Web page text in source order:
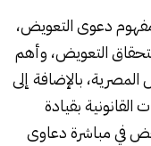
دعوى التعويض،
التعويض، وأهم
بالإضافة إلى
بقيادة
في مباشرة دعاوى